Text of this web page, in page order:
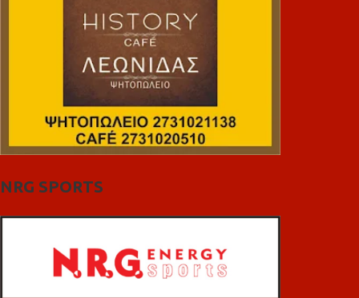
NRG SPORTS